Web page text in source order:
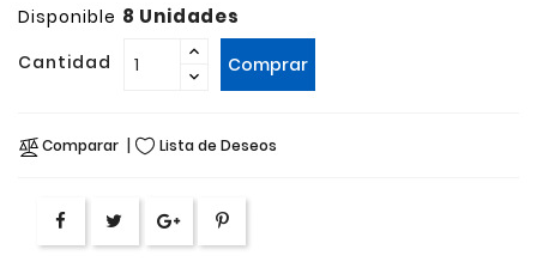
Disponible 8 Unidades
Cantidad Comprar
Comparar Lista de Deseos